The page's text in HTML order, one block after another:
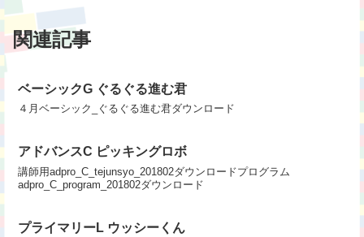
関連記事
ベーシックG ぐるぐる進む君
４月ベーシック_ぐるぐる進む君ダウンロード
アドバンスC ピッキングロボ
講師用adpro_C_tejunsyo_201802ダウンロードプログラム
adpro_C_program_201802ダウンロード
プライマリーL ウッシーくん